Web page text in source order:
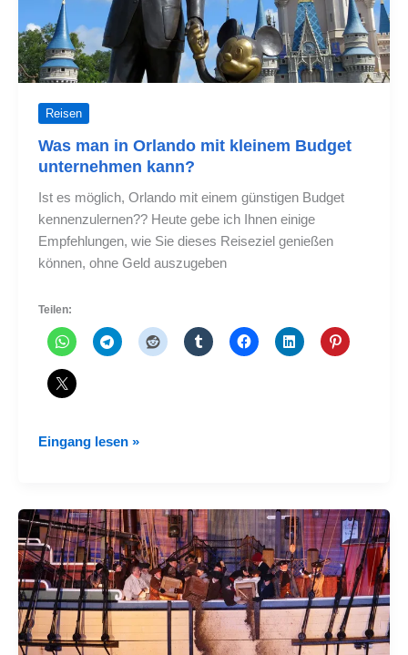
Reisen
Was man in Orlando mit kleinem Budget
unternehmen kann?
Ist es möglich, Orlando mit einem günstigen Budget
kennenzulernen?? Heute gebe ich Ihnen einige
Empfehlungen, wie Sie dieses Reiseziel genießen
können, ohne Geld auszugeben
Teilen:
Was
Orlando
mit
kleinem
Budget
unternehmen
kann?
Eingang lesen »